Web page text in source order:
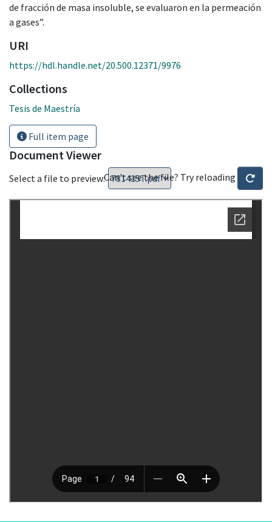
de fracción de masa insoluble, se evaluaron en la permeación
a gases”.
URI
https://hdl.handle.net/20.500.12371/9976
Collections
Tesis de Maestría
Full item page
Document Viewer
Select a file to preview:Can't see the file? Try reloading